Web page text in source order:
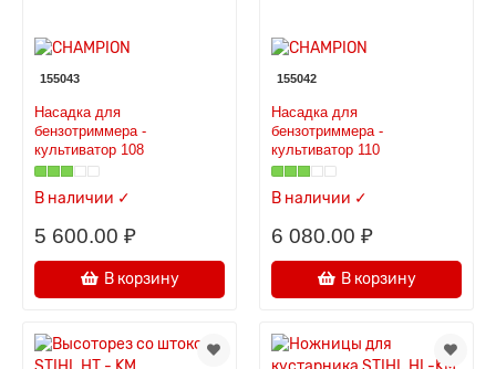
155043
Насадка для
бензотриммера -
культиватор 108
В наличии ✓
5 600.00 ₽
В корзину
155042
Насадка для
бензотриммера -
культиватор 110
В наличии ✓
6 080.00 ₽
В корзину